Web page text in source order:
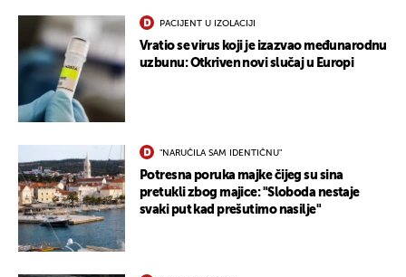
PACIJENT U IZOLACIJI
Vratio se virus koji je izazvao međunarodnu
uzbunu: Otkriven novi slučaj u Europi
"NARUČILA SAM IDENTIČNU"
Potresna poruka majke čijeg su sina
pretukli zbog majice: "Sloboda nestaje
svaki put kad prešutimo nasilje"